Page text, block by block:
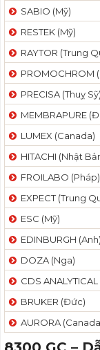
SABIO (Mỹ)
RESTEK (Mỹ)
RAYTOR (Trung
PROMOCHROM
PRECISA (Thuỵ Sỹ)
MEMBRAPURE
LUMEX (Canada)
HITACHI (Nhật
FROILABO (Pháp)
EXPECT (Trung
ESC (Mỹ)
EDINBURGH (Anh)
DOZA (Nga)
CDS ANALYTICAL
BRUKER (Đức)
AURORA